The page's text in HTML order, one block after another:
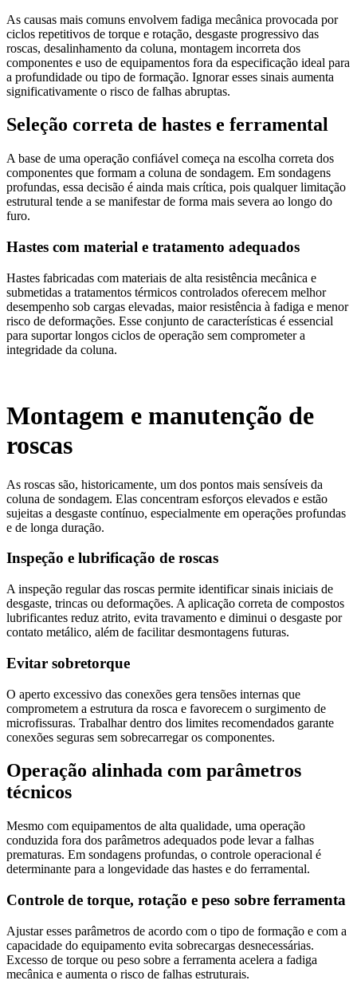
As causas mais comuns envolvem fadiga mecânica provocada por
ciclos repetitivos de torque e rotação, desgaste progressivo das
roscas, desalinhamento da coluna, montagem incorreta dos
componentes e uso de equipamentos fora da especificação ideal para
a profundidade ou tipo de formação. Ignorar esses sinais aumenta
significativamente o risco de falhas abruptas.
Seleção correta de hastes e ferramental
A base de uma operação confiável começa na escolha correta dos
componentes que formam a coluna de sondagem. Em sondagens
profundas, essa decisão é ainda mais crítica, pois qualquer limitação
estrutural tende a se manifestar de forma mais severa ao longo do
furo.
Hastes com material e tratamento adequados
Hastes fabricadas com materiais de alta resistência mecânica e
submetidas a tratamentos térmicos controlados oferecem melhor
desempenho sob cargas elevadas, maior resistência à fadiga e menor
risco de deformações. Esse conjunto de características é essencial
para suportar longos ciclos de operação sem comprometer a
integridade da coluna.
Montagem e manutenção de
roscas
As roscas são, historicamente, um dos pontos mais sensíveis da
coluna de sondagem. Elas concentram esforços elevados e estão
sujeitas a desgaste contínuo, especialmente em operações profundas
e de longa duração.
Inspeção e lubrificação de roscas
A inspeção regular das roscas permite identificar sinais iniciais de
desgaste, trincas ou deformações. A aplicação correta de compostos
lubrificantes reduz atrito, evita travamento e diminui o desgaste por
contato metálico, além de facilitar desmontagens futuras.
Evitar sobretorque
O aperto excessivo das conexões gera tensões internas que
comprometem a estrutura da rosca e favorecem o surgimento de
microfissuras. Trabalhar dentro dos limites recomendados garante
conexões seguras sem sobrecarregar os componentes.
Operação alinhada com parâmetros
técnicos
Mesmo com equipamentos de alta qualidade, uma operação
conduzida fora dos parâmetros adequados pode levar a falhas
prematuras. Em sondagens profundas, o controle operacional é
determinante para a longevidade das hastes e do ferramental.
Controle de torque, rotação e peso sobre ferramenta
Ajustar esses parâmetros de acordo com o tipo de formação e com a
capacidade do equipamento evita sobrecargas desnecessárias.
Excesso de torque ou peso sobre a ferramenta acelera a fadiga
mecânica e aumenta o risco de falhas estruturais.